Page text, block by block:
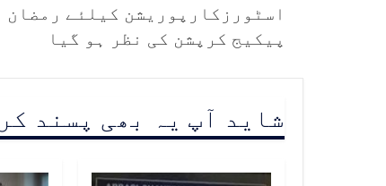
اسٹورزکارپوریشن کیلئے رمضان
پیکیج کرپشن کی نظر ہو گیا
شاید آپ یہ بھی پسند